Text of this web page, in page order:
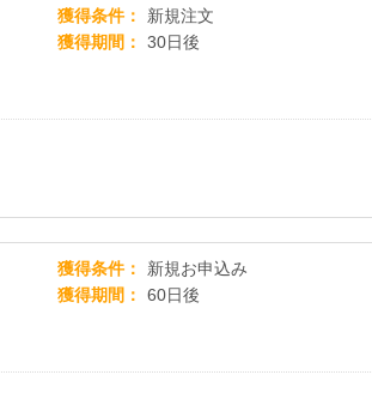
獲得条件
新規注文
獲得期間
30日後
獲得条件
新規お申込み
獲得期間
60日後